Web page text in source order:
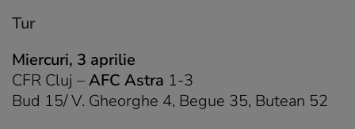
Tur
Miercuri, 3 aprilie
CFR Cluj –AFC Astra 1-3
Bud 15/ V. Gheorghe 4, Begue 35, Butean 52